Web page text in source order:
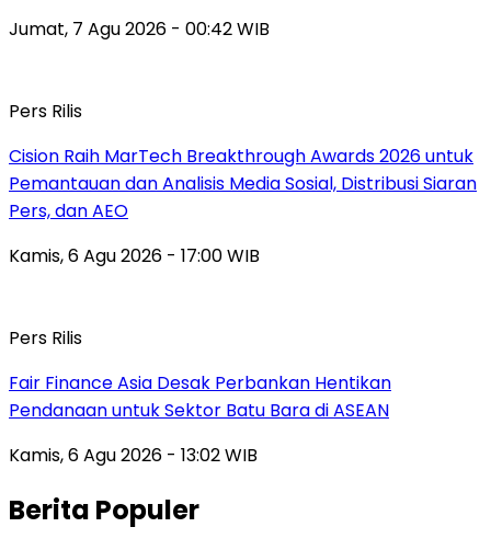
Jumat, 7 Agu 2026 - 00:42 WIB
Pers Rilis
Cision Raih MarTech Breakthrough Awards 2026 untuk
Pemantauan dan Analisis Media Sosial, Distribusi Siaran
Pers, dan AEO
Kamis, 6 Agu 2026 - 17:00 WIB
Pers Rilis
Fair Finance Asia Desak Perbankan Hentikan
Pendanaan untuk Sektor Batu Bara di ASEAN
Kamis, 6 Agu 2026 - 13:02 WIB
Berita Populer